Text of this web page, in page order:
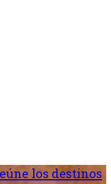
los destinos